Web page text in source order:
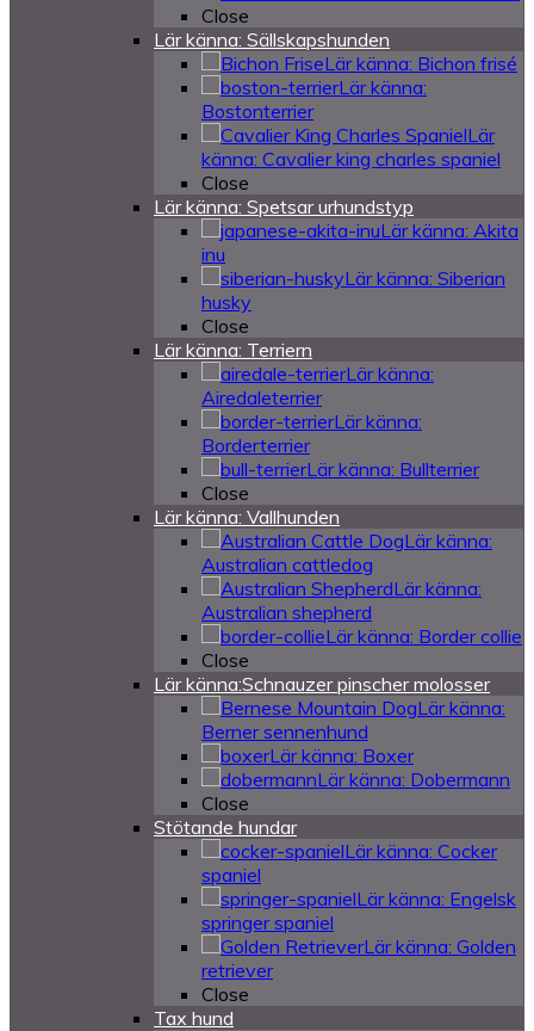
Close
Lär känna: Sällskapshunden
Lär känna: Bichon frisé
Lär känna:
Bostonterrier
Lär
känna: Cavalier king charles spaniel
Close
Lär känna: Spetsar urhundstyp
Lär känna: Akita
inu
Lär känna: Siberian
husky
Close
Lär känna: Terriern
Lär känna:
Airedaleterrier
Lär känna:
Borderterrier
Lär känna: Bullterrier
Close
Lär känna: Vallhunden
Lär känna:
Australian cattledog
Lär känna:
Australian shepherd
Lär känna: Border collie
Close
Lär känna:Schnauzer pinscher molosser
Lär känna:
Berner sennenhund
Lär känna: Boxer
Lär känna: Dobermann
Close
Stötande hundar
Lär känna: Cocker
spaniel
Lär känna: Engelsk
springer spaniel
Lär känna: Golden
retriever
Close
Tax hund